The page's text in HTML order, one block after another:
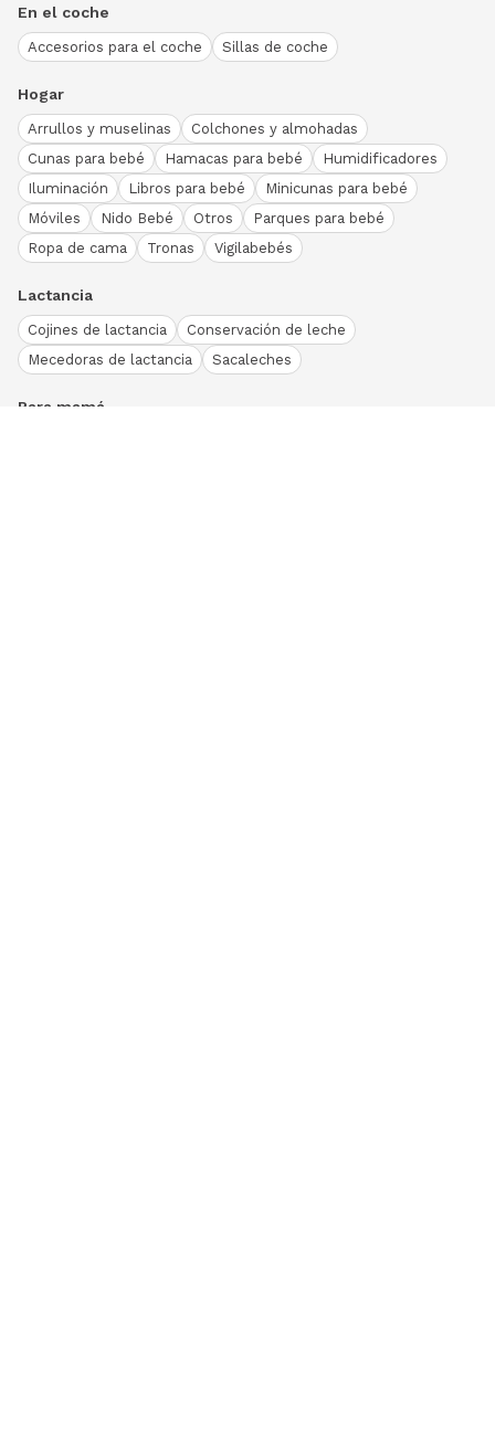
En el coche
Accesorios para el coche Sillas de coche
Hogar
Arrullos y muselinas
Colchones y almohadas
Cunas para bebé
Hamacas para bebé
Humidificadores
Iluminación
Libros para bebé
Minicunas para bebé
Móviles
Nido Bebé Otros
Parques para bebé
Ropa de cama
Tronas Vigilabebés
Lactancia
Cojines de lactancia
Conservación de leche
Mecedoras de lactancia
Sacaleches
Para mamá